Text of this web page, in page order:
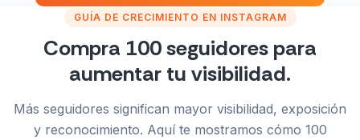
GUÍA DE CRECIMIENTO EN INSTAGRAM
Compra 100 seguidores para
aumentar tu visibilidad.
Más seguidores significan mayor visibilidad, exposición
y reconocimiento. Aquí te mostramos cómo 100